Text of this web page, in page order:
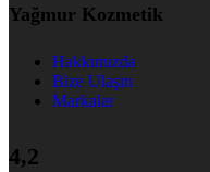
Yağmur Kozmetik
Hakkımızda
Bize Ulaşın
Markalar
4,2